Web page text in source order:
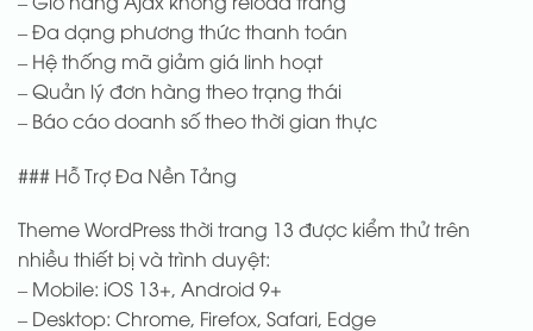
– Đa dạng phương thức thanh toán
– Hệ thống mã giảm giá linh hoạt
– Quản lý đơn hàng theo trạng thái
– Báo cáo doanh số theo thời gian thực
### Hỗ Trợ Đa Nền Tảng
Theme WordPress thời trang 13 được kiểm thử trên
nhiều thiết bị và trình duyệt:
– Mobile: iOS 13+, Android 9+
– Desktop: Chrome, Firefox, Safari, Edge